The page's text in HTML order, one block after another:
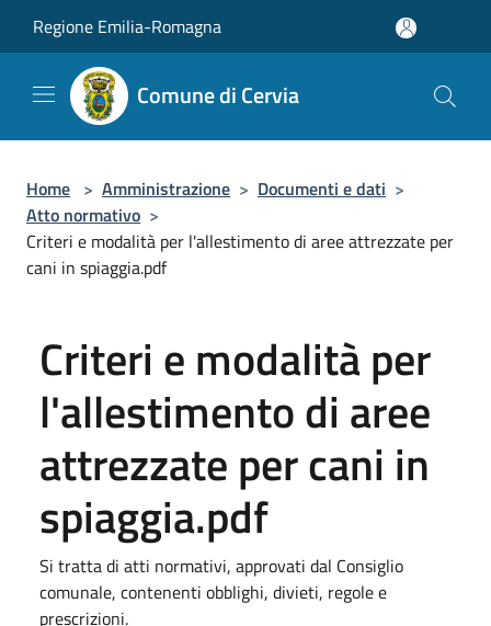
Regione Emilia-Romagna
Comune di Cervia
Home > Amministrazione > Documenti e dati >
Atto normativo >
Criteri e modalità per l'allestimento di aree attrezzate per
cani in spiaggia.pdf
Criteri e modalità per
l'allestimento di aree
attrezzate per cani in
spiaggia.pdf
Si tratta di atti normativi, approvati dal Consiglio
comunale, contenenti obblighi, divieti, regole e
prescrizioni.